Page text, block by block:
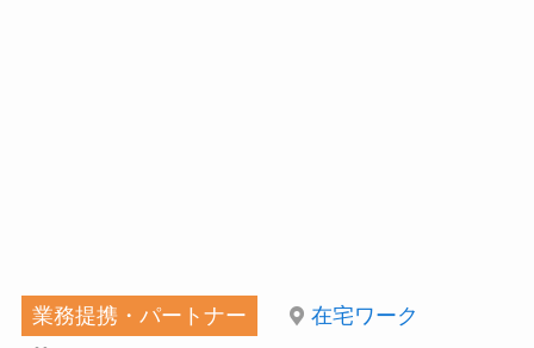
業務提携・パートナー
在宅ワーク